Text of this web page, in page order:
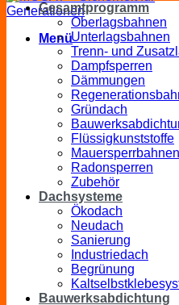
Menü
Gesamtprogramm
Oberlagsbahnen
Unterlagsbahnen
Trenn- und
Dampfsperren
Dämmungen
Gründach
Flüssigkunststoffe
Mauersperrbahnen
Radonsperren
Zubehör
Dachsysteme
Ökodach
Neudach
Sanierung
Industriedach
Begrünung
Bauwerksabdichtung